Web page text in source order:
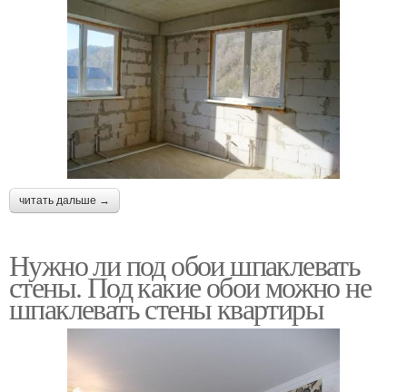
читать дальше →
Нужно ли под обои шпаклевать
стены. Под какие обои можно не
шпаклевать стены квартиры